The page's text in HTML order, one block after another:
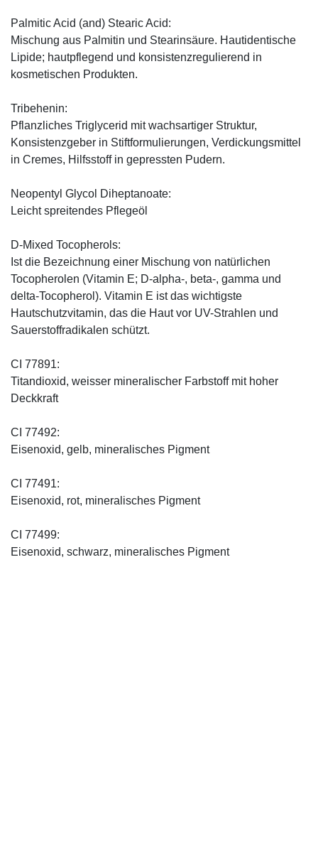
Palmitic Acid (and) Stearic Acid:
Mischung aus Palmitin und Stearinsäure. Hautidentische
Lipide; hautpflegend und konsistenzregulierend in
kosmetischen Produkten.
Tribehenin:
Pflanzliches Triglycerid mit wachsartiger Struktur,
Konsistenzgeber in Stiftformulierungen, Verdickungsmittel
in Cremes, Hilfsstoff in gepressten Pudern.
Neopentyl Glycol Diheptanoate:
Leicht spreitendes Pflegeöl
D-Mixed Tocopherols:
Ist die Bezeichnung einer Mischung von natürlichen
Tocopherolen (Vitamin E; D-alpha-, beta-, gamma und
delta-Tocopherol). Vitamin E ist das wichtigste
Hautschutzvitamin, das die Haut vor UV-Strahlen und
Sauerstoffradikalen schützt.
CI 77891:
Titandioxid, weisser mineralischer Farbstoff mit hoher
Deckkraft
CI 77492:
Eisenoxid, gelb, mineralisches Pigment
CI 77491:
Eisenoxid, rot, mineralisches Pigment
CI 77499:
Eisenoxid, schwarz, mineralisches Pigment